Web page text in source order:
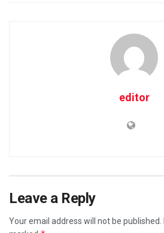
editor
Leave a Reply
Your email address will not be published.